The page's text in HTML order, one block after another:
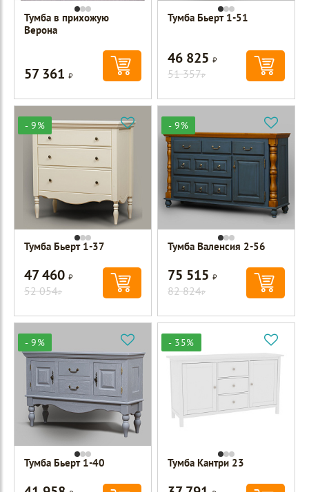
Тумба в прихожую
Верона
57 361Р
Тумба Бьерт 1-51
46 825Р
51 357Р
- 9%
Тумба Бьерт 1-37
47 460Р
52 054Р
- 9%
Тумба Валенсия 2-56
75 515Р
82 824Р
- 9%
Тумба Бьерт 1-40
- 35%
Тумба Кантри 23